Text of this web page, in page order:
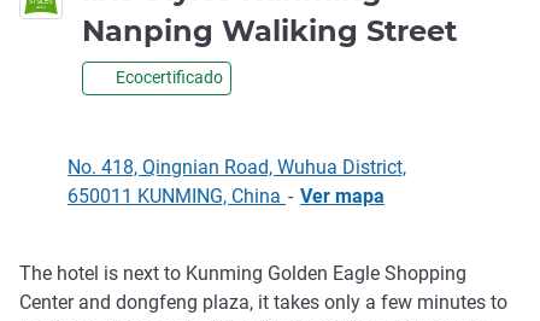
Nanping Waliking Street
Ecocertificado
No. 418, Qingnian Road, Wuhua District,
650011 KUNMING, China - Ver mapa
Descrição
The hotel is next to Kunming Golden Eagle Shopping
Center and dongfeng plaza, it takes only a few minutes to